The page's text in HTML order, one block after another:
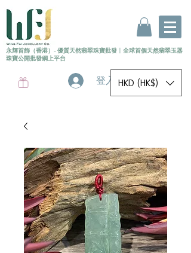
永輝首飾（香港）- 優質天然翡翠珠寶批發 〡 全球首個天然翡翠玉器
珠寶公開批發網上平台
登入 HKD (HK$)